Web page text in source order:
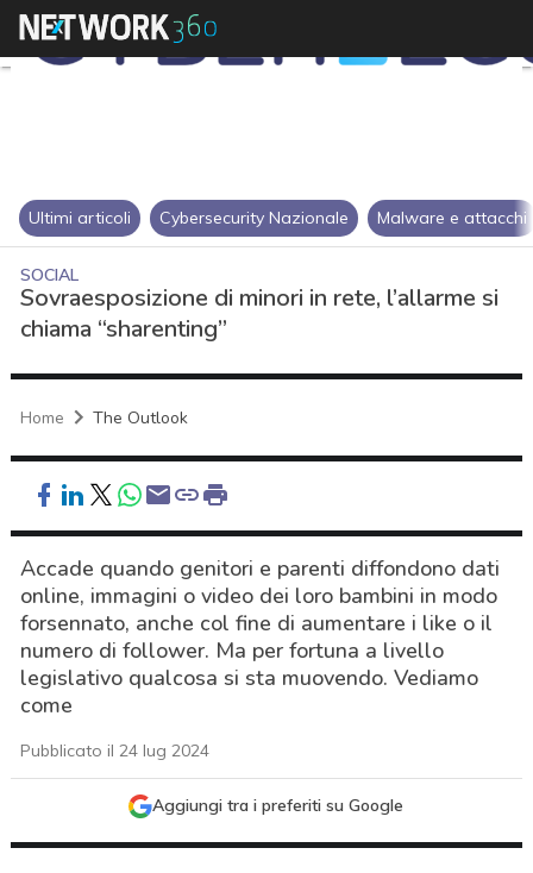
Ultimi articoli Cybersecurity Nazionale Malware e attacchi
SOCIAL
Sovraesposizione di minori in rete, l’allarme si
chiama “sharenting”
Home The Outlook
Accade quando genitori e parenti diffondono dati
online, immagini o video dei loro bambini in modo
forsennato, anche col fine di aumentare i like o il
numero di follower. Ma per fortuna a livello
legislativo qualcosa si sta muovendo. Vediamo
come
Pubblicato il 24 lug 2024
Aggiungi tra i preferiti su Google